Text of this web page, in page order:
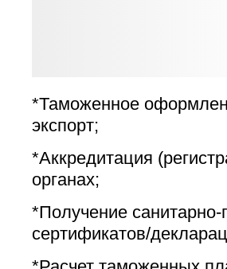
*Таможенное
экспорт;
*Аккредитация
органах;
*Получение
сертификатов/